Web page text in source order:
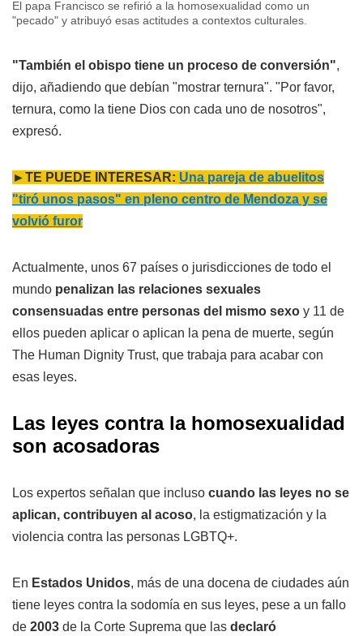
El papa Francisco se refirió a la homosexualidad como un
"pecado" y atribuyó esas actitudes a contextos culturales.
"También el obispo tiene un proceso de conversión",
dijo, añadiendo que debían "mostrar ternura". "Por favor,
ternura, como la tiene Dios con cada uno de nosotros",
expresó.
►TE PUEDE INTERESAR: Una pareja de abuelitos
"tiró unos pasos" en pleno centro de Mendoza y se
volvió furor
Actualmente, unos 67 países o jurisdicciones de todo el
mundo penalizan las relaciones sexuales
consensuadas entre personas del mismo sexo y 11 de
ellos pueden aplicar o aplican la pena de muerte, según
The Human Dignity Trust, que trabaja para acabar con
esas leyes.
Las leyes contra la homosexualidad
son acosadoras
Los expertos señalan que incluso cuando las leyes no se
aplican, contribuyen al acoso, la estigmatización y la
violencia contra las personas LGBTQ+.
En Estados Unidos, más de una docena de ciudades aún
tiene leyes contra la sodomía en sus leyes, pese a un fallo
de 2003 de la Corte Suprema que las declaró